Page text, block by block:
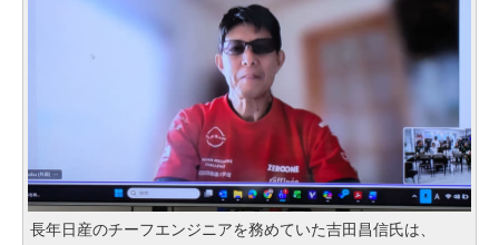
長年日産のチーフエンジニアを務めていた吉田昌信氏は、